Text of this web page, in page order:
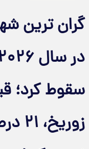
گران‌ ترین
سقوط کرد؛